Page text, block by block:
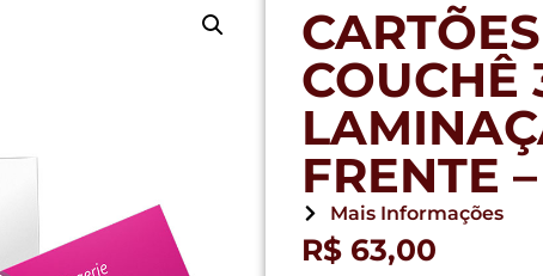
COUCHÊ
FRENTE
Mais Informações
R$ 63,00